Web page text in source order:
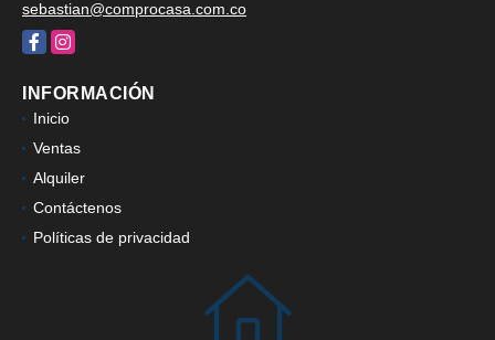
sebastian@comprocasa.com.co
FacebookInstagram
INFORMACIÓN
Inicio
Ventas
Alquiler
Contáctenos
Políticas de privacidad